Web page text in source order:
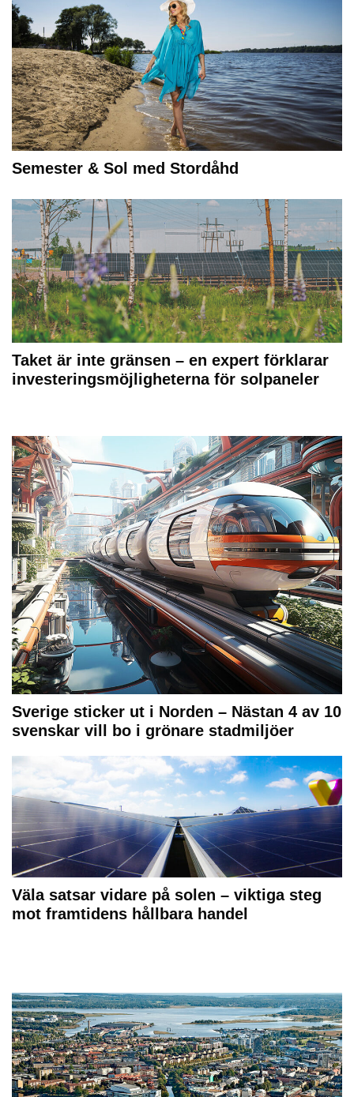
Semester & Sol med Stordåhd
Taket är inte gränsen – en expert förklarar
investeringsmöjligheterna för solpaneler
Sverige sticker ut i Norden – Nästan 4 av 10
svenskar vill bo i grönare stadmiljöer
Väla satsar vidare på solen – viktiga steg
mot framtidens hållbara handel